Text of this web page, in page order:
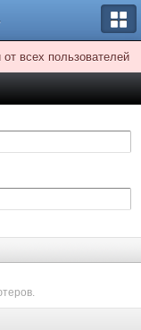
всех пользователей